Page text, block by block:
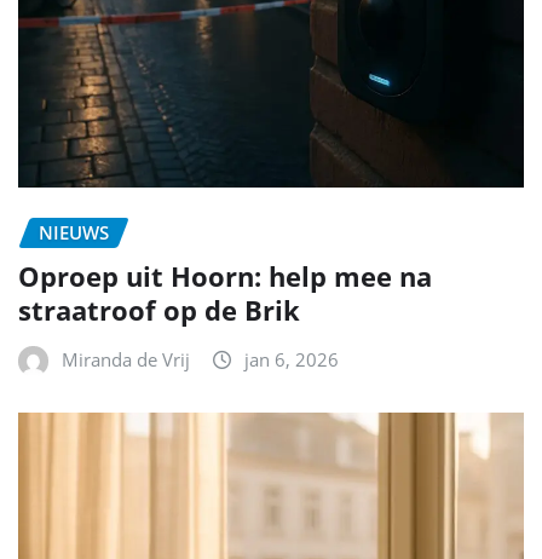
NIEUWS
Oproep uit Hoorn: help mee na
straatroof op de Brik
Miranda de Vrij jan 6, 2026